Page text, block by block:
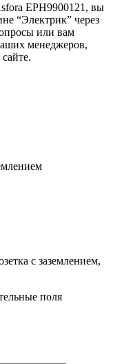
EPH9900121, вы
“Электрик” через
или вам
менеджеров,
с заземлением,
поля